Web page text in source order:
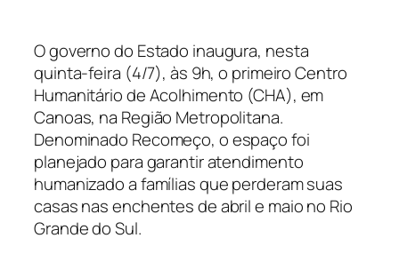
O governo do Estado inaugura, nesta
quinta-feira (4/7), às 9h, o primeiro Centro
Humanitário de Acolhimento (CHA), em
Canoas, na Região Metropolitana.
Denominado Recomeço, o espaço foi
planejado para garantir atendimento
humanizado a famílias que perderam suas
casas nas enchentes de abril e maio no Rio
Grande do Sul.